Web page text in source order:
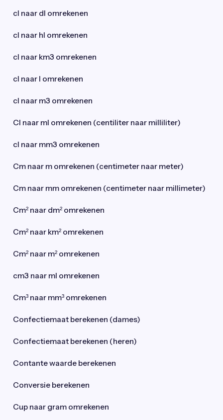
cl naar dl omrekenen
cl naar hl omrekenen
cl naar km3 omrekenen
cl naar l omrekenen
cl naar m3 omrekenen
Cl naar ml omrekenen (centiliter naar milliliter)
cl naar mm3 omrekenen
Cm naar m omrekenen (centimeter naar meter)
Cm naar mm omrekenen (centimeter naar millimeter)
Cm² naar dm² omrekenen
Cm² naar km² omrekenen
Cm² naar m² omrekenen
cm3 naar ml omrekenen
Cm³ naar mm³ omrekenen
Confectiemaat berekenen (dames)
Confectiemaat berekenen (heren)
Contante waarde berekenen
Conversie berekenen
Cup naar gram omrekenen